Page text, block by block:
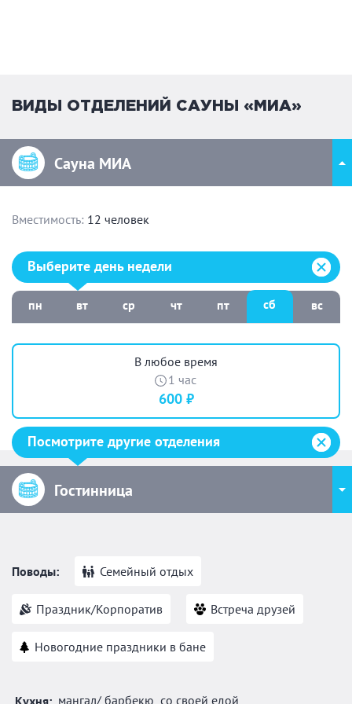
ВИДЫ ОТДЕЛЕНИЙ САУНЫ «МИА»
Сауна МИА
Вместимость: 12 человек
Выберите день недели:
Выберите день недели
пн вт ср чт пт сб вс
В любое время
1 час
600 ₽
Посмотрите другие отделения
Гостинница
Поводы: Семейный отдых
Праздник/Корпоратив Встреча друзей
Новогодние праздники в бане
Кухня: мангал/ барбекю со своей едой